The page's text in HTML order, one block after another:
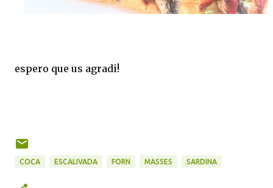
espero que us agradi!
COCA ESCALIVADA FORN MASSES SARDINA